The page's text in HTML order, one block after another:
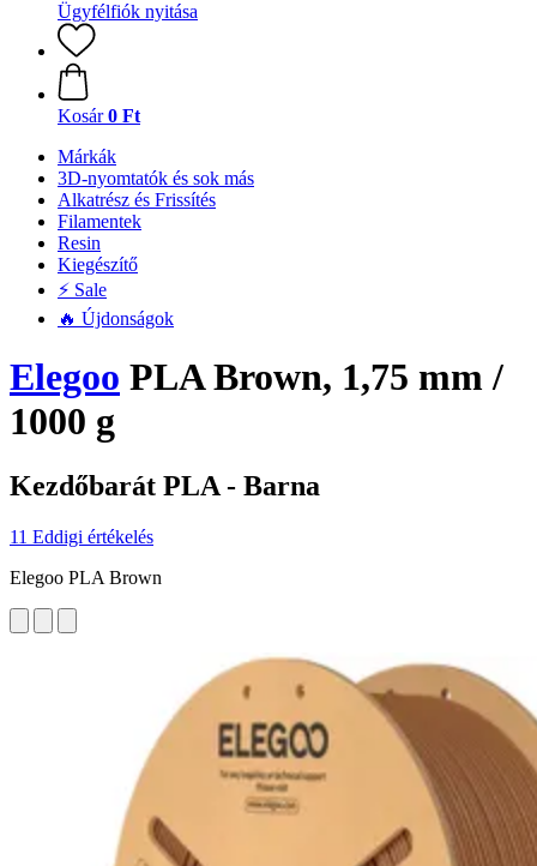
Ügyfélfiók nyitása
Kosár 0 Ft
Márkák
3D-nyomtatók és sok más
Alkatrész és Frissítés
Filamentek
Resin
Kiegészítő
⚡ Sale
🔥 Újdonságok
Elegoo PLA Brown, 1,75 mm /
1000 g
Kezdőbarát PLA - Barna
11 Eddigi értékelés
Elegoo PLA Brown